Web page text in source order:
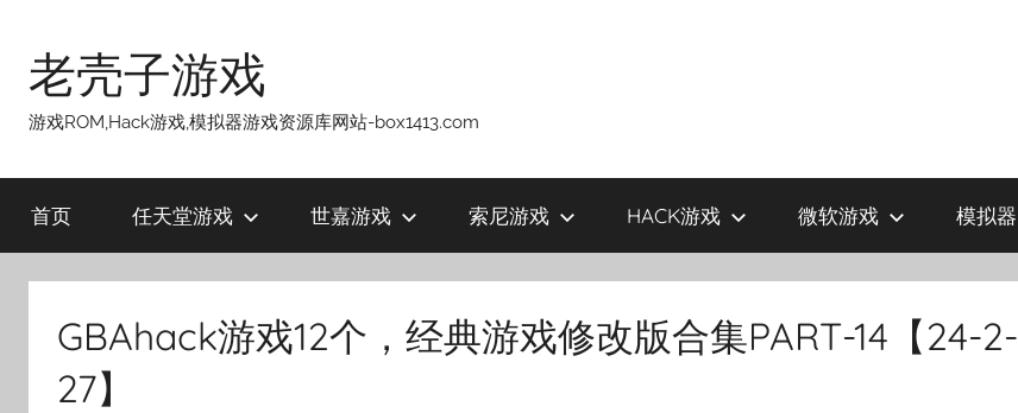
老壳子游戏
游戏ROM,Hack游戏,模拟器游戏资源库网站-box1413.com
首页 任天堂游戏 世嘉游戏 索尼游戏 HACK游戏 微软游戏 模拟器
GBAhack游戏12个，经典游戏修改版合集PART-14【24-2-
27】